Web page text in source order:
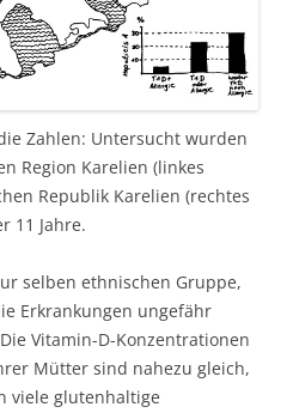
Zahlen: Untersucht wurden
Region Karelien (linkes
Republik Karelien (rechtes
11 Jahre.
selben ethnischen Gruppe,
Erkrankungen ungefähr
Vitamin-D-Konzentrationen
Mütter sind nahezu gleich,
viele glutenhaltige